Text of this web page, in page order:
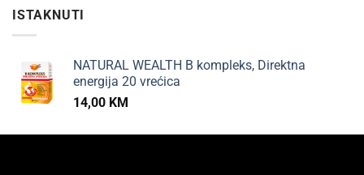
ISTAKNUTI
NATURAL WEALTH B kompleks, Direktna
energija 20 vrećica
14,00 KM